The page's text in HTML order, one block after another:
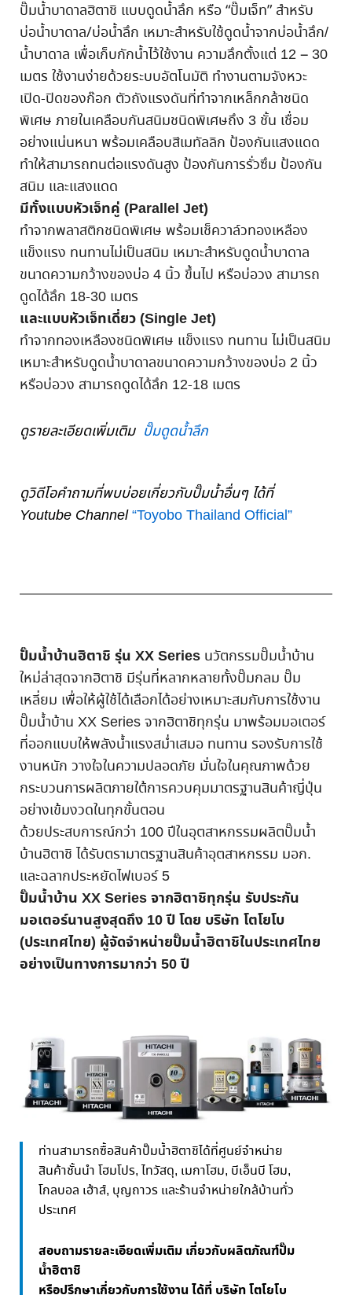
ปั๊มน้ำบาดาลฮิตาชิ แบบดูดน้ำลึก หรือ“ปั๊มเจ็ท”สำหรับ
บ่อน้ำบาดาล/บ่อน้ำลึก เหมาะสำหรับใช้ดูดน้ำจากบ่อน้ำลึก/
น้ำบาดาล เพื่อเก็บกักน้ำไว้ใช้งาน ความลึกตั้งแต่ 12 – 30
เมตร ใช้งานง่ายด้วยระบบอัตโนมัติ ทำงานตามจังหวะ
เปิด-ปิดของก๊อก ตัวถังแรงดันที่ทำจากเหล็กกล้าชนิด
พิเศษ ภายในเคลือบกันสนิมชนิดพิเศษถึง 3 ชั้น เชื่อม
อย่างแน่นหนา พร้อมเคลือบสีเมทัลลิก ป้องกันแสงแดด
ทำให้สามารถทนต่อแรงดันสูง ป้องกันการรั่วซึม ป้องกัน
สนิม และแสงแดด
มีทั้งแบบหัวเจ็ทคู่ (Parallel Jet)
ทำจากพลาสติกชนิดพิเศษ พร้อมเช็ควาล์วทองเหลือง
แข็งแรง ทนทานไม่เป็นสนิม เหมาะสำหรับดูดน้ำบาดาล
ขนาดความกว้างของบ่อ 4 นิ้ว ขึ้นไป หรือบ่อวง สามารถ
ดูดได้ลึก 18-30 เมตร
และแบบหัวเจ็ทเดี่ยว (Single Jet)
ทำจากทองเหลืองชนิดพิเศษ แข็งแรง ทนทาน ไม่เป็นสนิม
เหมาะสำหรับดูดน้ำบาดาลขนาดความกว้างของบ่อ 2 นิ้ว
หรือบ่อวง สามารถดูดได้ลึก 12-18 เมตร
ดูรายละเอียดเพิ่มเติม ปั๊มดูดน้ำลึก
ดูวิดีโอคำถามที่พบบ่อยเกี่ยวกับปั๊มน้ำอื่นๆ ได้ที่
Youtube Channel“Toyobo Thailand Official”
ปั๊มน้ำบ้านฮิตาชิ รุ่น XX Series นวัตกรรมปั๊มน้ำบ้าน
ใหม่ล่าสุดจากฮิตาชิ มีรุ่นที่หลากหลายทั้งปั๊มกลม ปั๊ม
เหลี่ยม เพื่อให้ผู้ใช้ได้เลือกได้อย่างเหมาะสมกับการใช้งาน
ปั๊มน้ำบ้าน XX Series จากฮิตาชิทุกรุ่น มาพร้อมมอเตอร์
ที่ออกแบบให้พลังน้ำแรงสม่ำเสมอ ทนทาน รองรับการใช้
งานหนัก วางใจในความปลอดภัย มั่นใจในคุณภาพด้วย
กระบวนการผลิตภายใต้การควบคุมมาตรฐานสินค้าญี่ปุ่น
อย่างเข้มงวดในทุกขั้นตอน
ด้วยประสบการณ์กว่า 100 ปีในอุตสาหกรรมผลิตปั๊มน้ำ
บ้านฮิตาชิ ได้รับตรามาตรฐานสินค้าอุตสาหกรรม มอก.
และฉลากประหยัดไฟเบอร์ 5
ปั๊มน้ำบ้าน XX Series จากฮิตาชิทุกรุ่น รับประกัน
มอเตอร์นานสูงสุดถึง 10 ปี โดย บริษัท โตโยโบ
(ประเทศไทย) ผู้จัดจำหน่ายปั๊มน้ำฮิตาชิในประเทศไทย
อย่างเป็นทางการมากว่า 50 ปี
ท่านสามารถซื้อสินค้าปั๊มน้ำฮิตาชิได้ที่ศูนย์จำหน่าย
สินค้าชั้นนำ โฮมโปร, ไทวัสดุ, เมกาโฮม, บีเอ็นบี โฮม,
โกลบอล เฮ้าส์, บุญถาวร และร้านจำหน่ายใกล้บ้านทั่ว
ประเทศ
สอบถามรายละเอียดเพิ่มเติม เกี่ยวกับผลิตภัณฑ์ปั๊ม
น้ำฮิตาชิ
หรือปรึกษาเกี่ยวกับการใช้งาน ได้ที่ บริษัท โตโยโบ